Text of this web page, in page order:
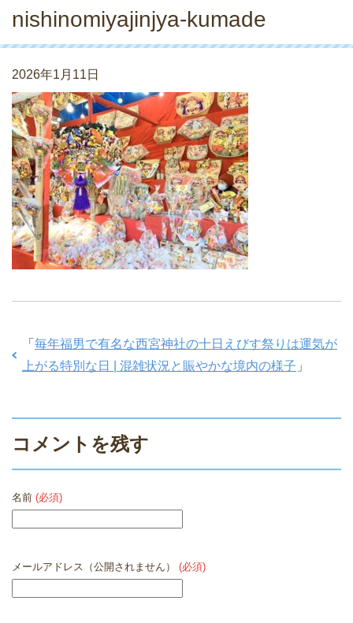
nishinomiyajinjya-kumade
2026年1月11日
「 毎年福男で有名な西宮神社の十日えびす祭りは運気が
上がる特別な日 | 混雑状況と賑やかな境内の様子 」
コメントを残す
名前 (必須)
メールアドレス（公開されません） (必須)